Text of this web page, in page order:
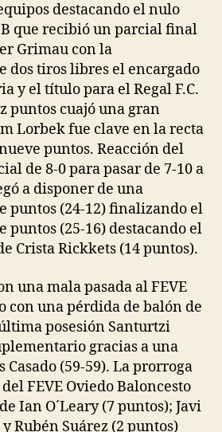
destacando el nulo
que recibió un parcial final
Grimau con la
dos tiros libres el encargado
y el título para el Regal F.C.
puntos cuajó una gran
Lorbek fue clave en la recta
puntos. Reacción del
de 8-0 para pasar de 7-10 a
a disponer de una
puntos (24-12) finalizando el
puntos (25-16) destacando el
Crista Rickkets (14 puntos).
una mala pasada al FEVE
con una pérdida de balón de
posesión Santurtzi
gracias a una
Casado (59-59). La prorroga
FEVE Oviedo Baloncesto
Ian O´Leary (7 puntos); Javi
Rubén Suárez (2 puntos)